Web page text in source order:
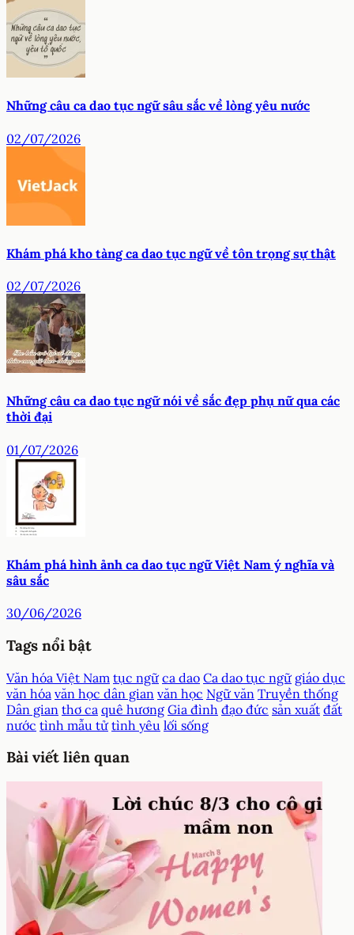
Những câu ca dao tục ngữ sâu sắc về lòng yêu nước
02/07/2026
Khám phá kho tàng ca dao tục ngữ về tôn trọng sự thật
02/07/2026
Những câu ca dao tục ngữ nói về sắc đẹp phụ nữ qua các
thời đại
01/07/2026
Khám phá hình ảnh ca dao tục ngữ Việt Nam ý nghĩa và
sâu sắc
30/06/2026
Tags nổi bật
Văn hóa Việt Nam tục ngữ ca dao Ca dao tục ngữ giáo dục
văn hóa văn học dân gian văn học Ngữ văn Truyền thống
Dân gian thơ ca quê hương Gia đình đạo đức sản xuất đất
nước tình mẫu tử tình yêu lối sống
Bài viết liên quan